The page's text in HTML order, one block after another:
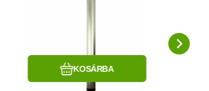
satyna
KOSÁRBA
Kedvenc
Hasonlítsa össze